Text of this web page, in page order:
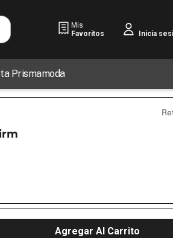
Mis
Favoritos
Inicia
Prismamoda
Agregar Al Carrito